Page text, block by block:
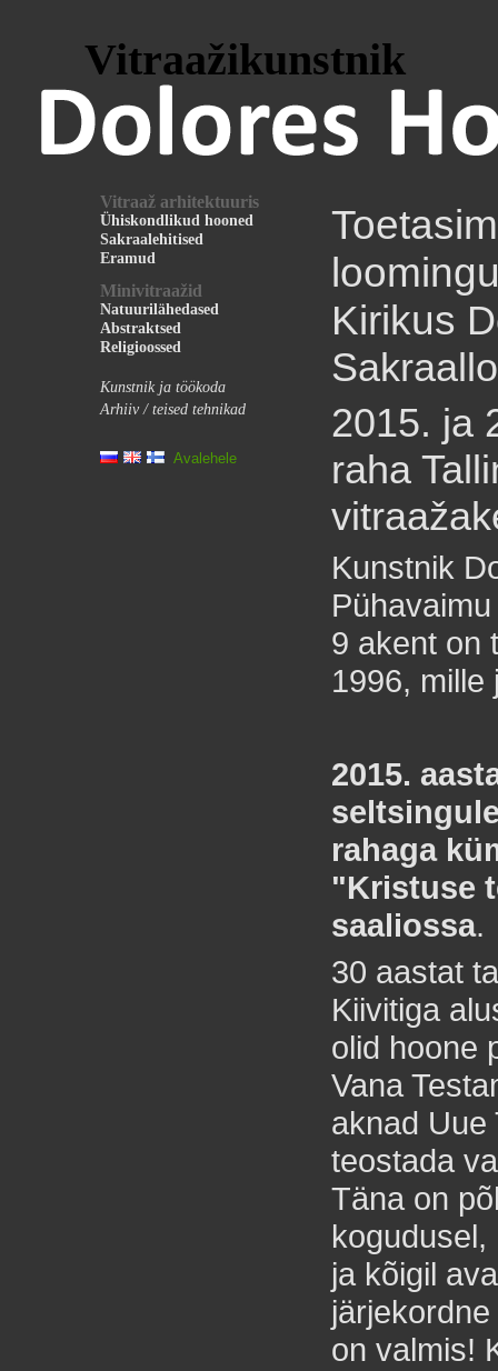
Vitraažikunstnik
Vitraaž arhitektuuris
Ühiskondlikud hooned
Sakraalehitised
Eramud
Minivitraažid
Natuurilähedased
Abstraktsed
Religioossed
Kunstnik ja töökoda
Arhiiv / teised tehnikad
Avalehele
Kirikus
2015. ja
raha
Kunstnik
9 akent on
1996, mille
2015.
rahaga
"Kristuse
saaliossa.
30 aastat
Kiivitiga
olid hoone
Vana
aknad Uue
teostada
Täna on
kogudusel,
ja kõigil
on valmis!